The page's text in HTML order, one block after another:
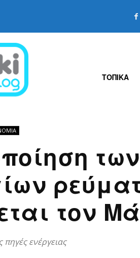
ΤΟΠΙΚΑ
των
τον
πηγές ενέργειας